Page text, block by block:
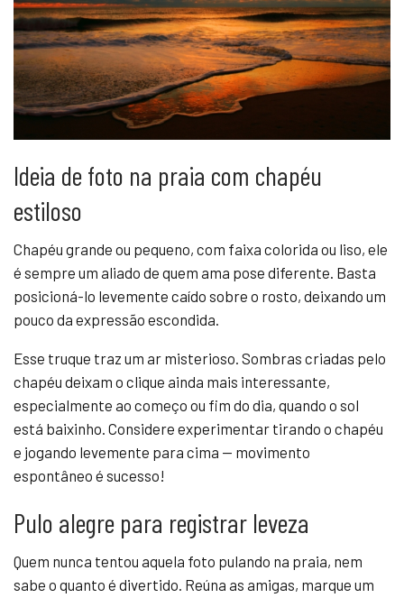
Ideia de foto na praia com chapéu
estiloso
Chapéu grande ou pequeno, com faixa colorida ou liso, ele
é sempre um aliado de quem ama pose diferente. Basta
posicioná-lo levemente caído sobre o rosto, deixando um
pouco da expressão escondida.
Esse truque traz um ar misterioso. Sombras criadas pelo
chapéu deixam o clique ainda mais interessante,
especialmente ao começo ou fim do dia, quando o sol
está baixinho. Considere experimentar tirando o chapéu
e jogando levemente para cima — movimento
espontâneo é sucesso!
Pulo alegre para registrar leveza
Quem nunca tentou aquela foto pulando na praia, nem
sabe o quanto é divertido. Reúna as amigas, marque um